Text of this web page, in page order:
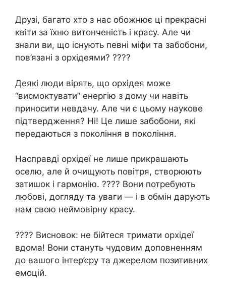
Друзі, багато хто з нас обожнює ці прекрасні
квіти за їхню витонченість і красу. Але чи
знали ви, що існують певні міфи та забобони,
пов’язані з орхідеями? ????
Деякі люди вірять, що орхідея може
“висмоктувати” енергію з дому чи навіть
приносити невдачу. Але чи є цьому наукове
підтвердження? Ні! Це лише забобони, які
передаються з покоління в покоління.
Насправді орхідеї не лише прикрашають
оселю, але й очищують повітря, створюють
затишок і гармонію. ???? Вони потребують
любові, догляду та уваги — і в обмін дарують
нам свою неймовірну красу.
???? Висновок: не бійтеся тримати орхідеї
вдома! Вони стануть чудовим доповненням
до вашого інтер’єру та джерелом позитивних
емоцій.